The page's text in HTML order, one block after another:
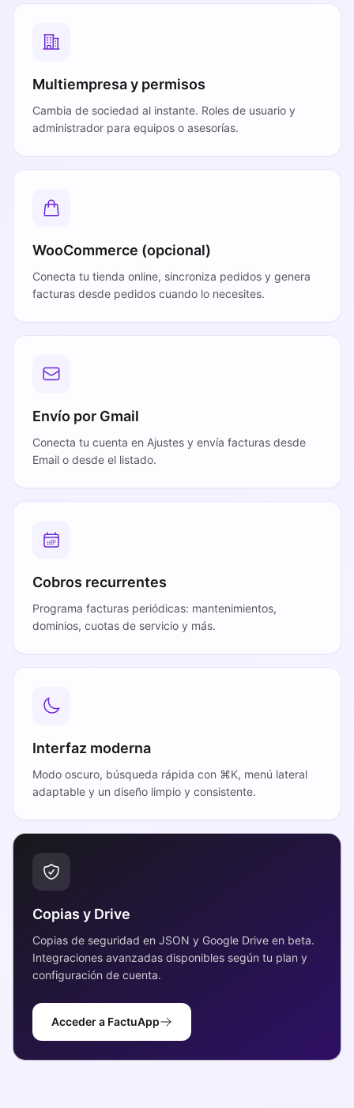
Multiempresa y permisos
Cambia de sociedad al instante. Roles de usuario y
administrador para equipos o asesorías.
WooCommerce (opcional)
Conecta tu tienda online, sincroniza pedidos y genera
facturas desde pedidos cuando lo necesites.
Envío por Gmail
Conecta tu cuenta en Ajustes y envía facturas desde
Email o desde el listado.
Cobros recurrentes
Programa facturas periódicas: mantenimientos,
dominios, cuotas de servicio y más.
Interfaz moderna
Modo oscuro, búsqueda rápida con ⌘K, menú lateral
adaptable y un diseño limpio y consistente.
Copias y Drive
Copias de seguridad en JSON y Google Drive en beta.
Integraciones avanzadas disponibles según tu plan y
configuración de cuenta.
Acceder a FactuApp